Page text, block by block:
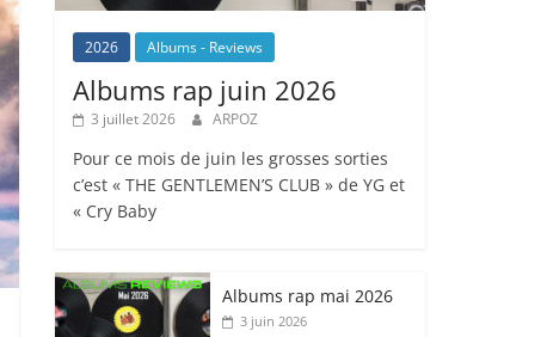
2026 Albums - Reviews
Albums rap juin 2026
3 juillet 2026 ARPOZ
Pour ce mois de juin les grosses sorties
c’est « THE GENTLEMEN’S CLUB » de YG et
« Cry Baby
Albums rap mai 2026
3 juin 2026